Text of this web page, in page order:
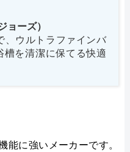
ョーズ）
、ウルトラファインバ
槽を清潔に保てる快適
能に強いメーカーです。